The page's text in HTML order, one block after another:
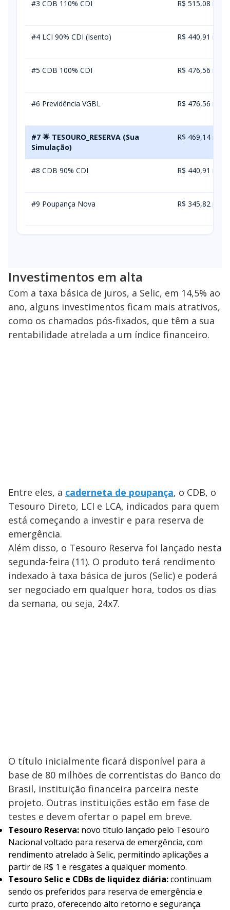
#3 CDB 110% CDI
R$ 515,08 m
#4 LCI 90% CDI (Isento)
R$ 440,91 m
#5 CDB 100% CDI
R$ 476,56 m
#6 Previdência VGBL
R$ 476,56 m
#7 🌟 TESOURO_RESERVA (Sua
Simulação)
R$ 469,14 m
#8 CDB 90% CDI
R$ 440,91 m
#9 Poupança Nova
R$ 345,82 m
Investimentos em alta
Com a taxa básica de juros, a Selic, em 14,5% ao
ano, alguns investimentos ficam mais atrativos,
como os chamados pós-fixados, que têm a sua
rentabilidade atrelada a um índice financeiro.
Entre eles, a caderneta de poupança, o CDB, o
Tesouro Direto, LCI e LCA, indicados para quem
está começando a investir e para reserva de
emergência.
Além disso, o Tesouro Reserva foi lançado nesta
segunda-feira (11). O produto terá rendimento
indexado à taxa básica de juros (Selic) e poderá
ser negociado em qualquer hora, todos os dias
da semana, ou seja, 24x7.
O título inicialmente ficará disponível para a
base de 80 milhões de correntistas do Banco do
Brasil, instituição financeira parceira neste
projeto. Outras instituições estão em fase de
testes e devem ofertar o papel em breve.
Tesouro Reserva: novo título lançado pelo Tesouro
Nacional voltado para reserva de emergência, com
rendimento atrelado à Selic, permitindo aplicações a
partir de R$ 1 e resgates a qualquer momento.
Tesouro Selic e CDBs de liquidez diária:continuam
sendo os preferidos para reserva de emergência e
curto prazo, oferecendo alto retorno e segurança.